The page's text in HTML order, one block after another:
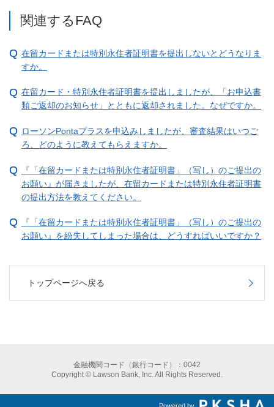
関連するFAQ
在留カードまたは特別永住者証明書を提出しないとどうなりま
すか。
在留カード・特別永住者証明書を提出しましたが、「お申込書
類ご返却のお知らせ」とともに返却されました。なぜですか。
ローソンPontaプラスを申込みしましたが、審査結果はいつご
ろ、どのように教えてもらえますか。
『「在留カードまたは特別永住者証明書」（写し）のご提出の
お願い』が届きましたが、在留カードまたは特別永住者証明書
の提出方法を教えてください。
『「在留カードまたは特別永住者証明書」（写し）のご提出の
お願い』を紛失してしまった場合は、どうすればいいですか？
トップページへ戻る
金融機関コード（銀行コード）：0042
Copyright © Lawson Bank, Inc. All Rights Reserved.